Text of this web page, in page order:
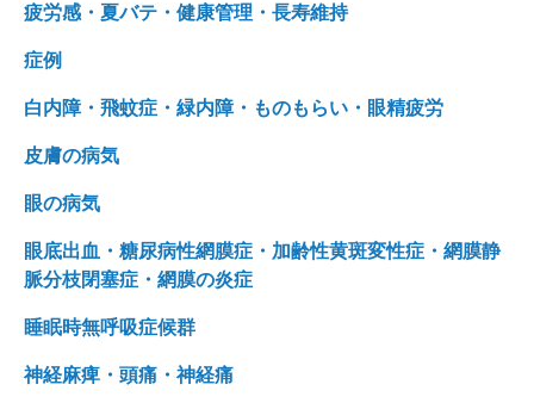
疲労感・夏バテ・健康管理・長寿維持
症例
白内障・飛蚊症・緑内障・ものもらい・眼精疲労
皮膚の病気
眼の病気
眼底出血・糖尿病性網膜症・加齢性黄斑変性症・網膜静
脈分枝閉塞症・網膜の炎症
睡眠時無呼吸症候群
神経麻痺・頭痛・神経痛